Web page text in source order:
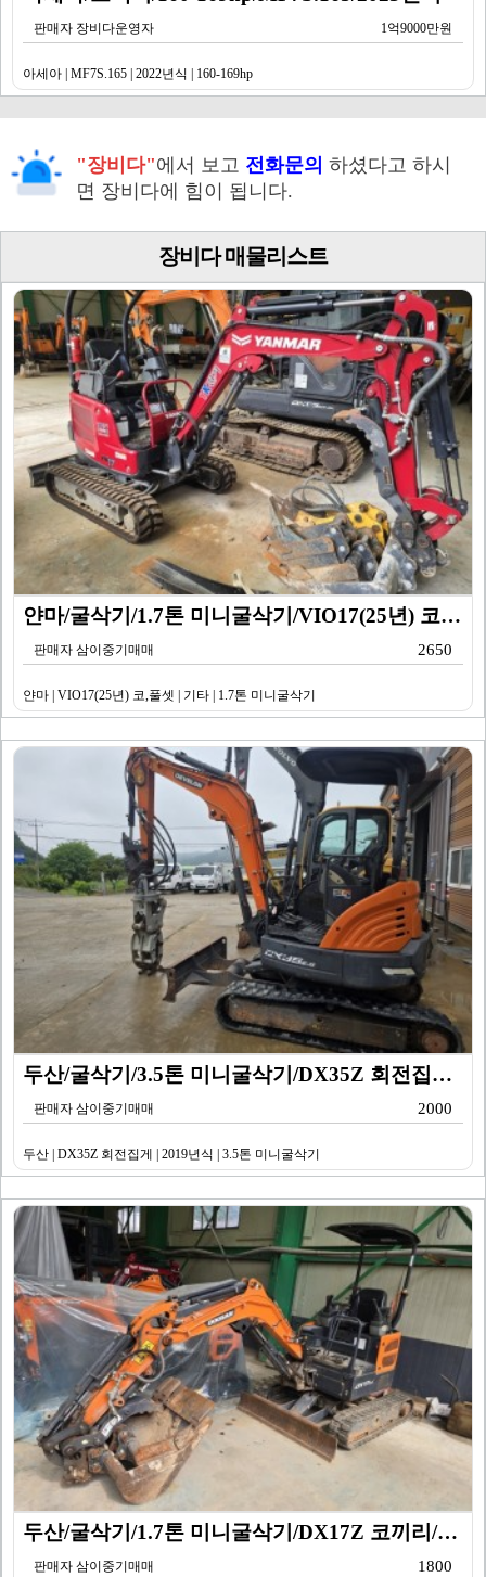
판매자 장비다운영자 1억9000만원
아세아 | MF7S.165 | 2022년식 | 160-169hp
"장비다"에서 보고 전화문의 하셨다고 하시
면 장비다에 힘이 됩니다.
장비다 매물리스트
얀마/굴삭기/1.7톤 미니굴삭기/VIO17(25년) 코…
판매자 삼이중기매매 2650
얀마 | VIO17(25년) 코,풀셋 | 기타 | 1.7톤 미니굴삭기
두산/굴삭기/3.5톤 미니굴삭기/DX35Z 회전집게/2…
판매자 삼이중기매매 2000
두산 | DX35Z 회전집게 | 2019년식 | 3.5톤 미니굴삭기
두산/굴삭기/1.7톤 미니굴삭기/DX17Z 코끼리/20…
판매자 삼이중기매매 1800